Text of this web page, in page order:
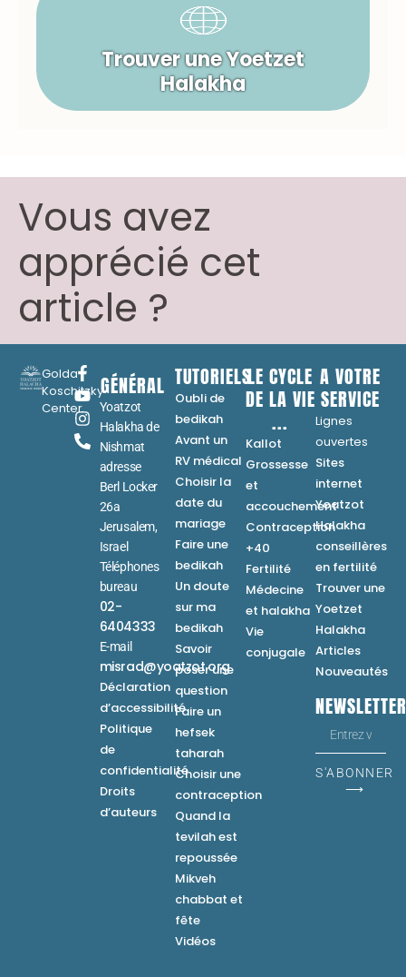
Trouver une Yoetzet
Halakha
Vous avez
apprécié cet
article ?
Golda
Koschitzky
Center
GÉNÉRAL
Yoatzot
Halakha de
Nishmat
adresse
Berl Locker
26a
Jerusalem,
Israel
Téléphones
bureau
02-
6404333
E-mail
misrad@yoatzot.org
Déclaration
d’accessibilité
Politique
de
confidentialité
Droits
d’auteurs
TUTORIELS
Oubli de
bedikah
Avant un
RV médical
Choisir la
date du
mariage
Faire une
bedikah
Un doute
sur ma
bedikah
Savoir
poser une
question
Faire un
hefsek
taharah
Choisir une
contraception
Quand la
tevilah est
repoussée
Mikveh
chabbat et
fête
Vidéos
LE CYCLE
DE LA VIE
...
Kallot
Grossesse
et
accouchement
Contraception
+40
Fertilité
Médecine
et halakha
Vie
conjugale
A VOTRE
SERVICE
Lignes
ouvertes
Sites
internet
Yoatzot
Halakha
conseillères
en fertilité
Trouver une
Yoetzet
Halakha
Articles
Nouveautés
S'ABONNER
⟶